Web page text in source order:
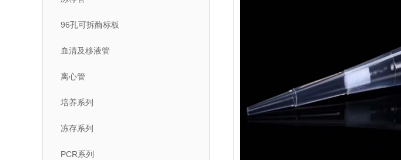
96孔可拆酶标板
血清及移液管
离心管
培养系列
冻存系列
PCR系列